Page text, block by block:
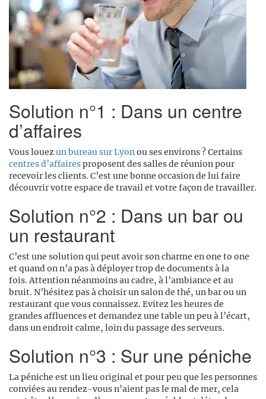
Solution n°1 : Dans un centre
d’affaires
Vous louezun bureau sur Lyonou ses environs ? Certains
centres d’affairesproposent des salles de réunion pour
recevoir les clients. C’est une bonne occasion de lui faire
découvrir votre espace de travail et votre façon de travailler.
Solution n°2 : Dans un bar ou
un restaurant
C’est une solution qui peut avoir son charme en one to one
et quand on n’a pas à déployer trop de documents à la
fois. Attention néanmoins au cadre, à l’ambiance et au
bruit. N’hésitez pas à choisir un salon de thé, un bar ou un
restaurant que vous connaissez. Evitez les heures de
grandes affluences et demandez une table un peu à l’écart,
dans un endroit calme, loin du passage des serveurs.
Solution n°3 : Sur une péniche
La péniche est un lieu original et pour peu que les personnes
conviées au rendez-vous n’aient pas le mal de mer, cela